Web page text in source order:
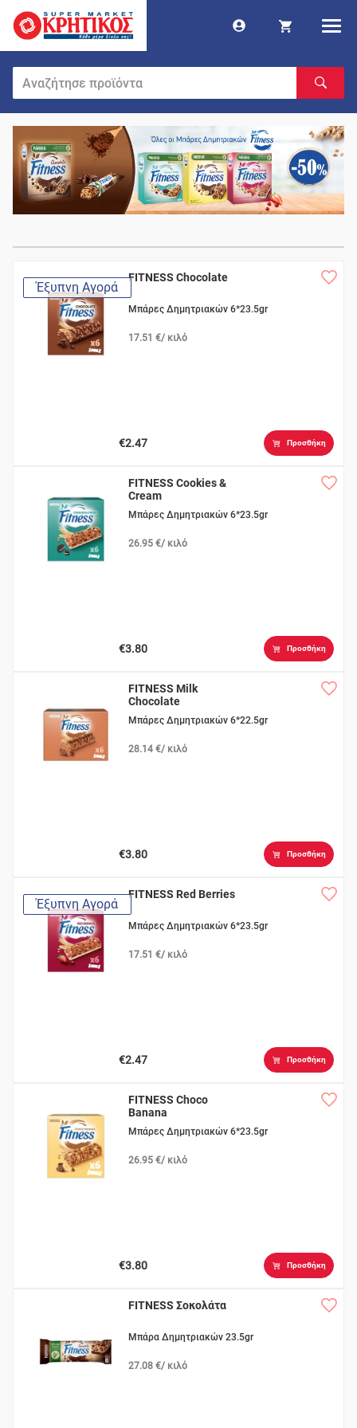
Έξυπνη Αγορά
FITNESS Chocolate
Μπάρες Δημητριακών 6*23.5gr
17.51 €/ κιλό
€2.47 Προσθήκη
FITNESS Cookies &
Cream
Μπάρες Δημητριακών 6*23.5gr
26.95 €/ κιλό
€3.80 Προσθήκη
FITNESS Milk
Chocolate
Μπάρες Δημητριακών 6*22.5gr
28.14 €/ κιλό
€3.80 Προσθήκη
Έξυπνη Αγορά
FITNESS Red Berries
Μπάρες Δημητριακών 6*23.5gr
17.51 €/ κιλό
€2.47 Προσθήκη
FITNESS Choco
Banana
Μπάρες Δημητριακών 6*23.5gr
26.95 €/ κιλό
€3.80 Προσθήκη
FITNESS Σοκολάτα
Μπάρα Δημητριακών 23.5gr
27.08 €/ κιλό